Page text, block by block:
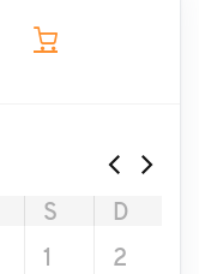
S
D
1 2